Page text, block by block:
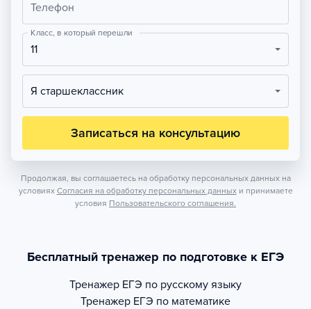
Телефон
Класс, в который перешли
11
Я старшеклассник
Записаться на консультацию
Продолжая, вы соглашаетесь на обработку персональных данных на
условиях Согласия на обработку персональных данных и принимаете
условия Пользовательского соглашения.
Бесплатный тренажер по подготовке к ЕГЭ
Тренажер ЕГЭ по русскому языку
Тренажер ЕГЭ по математике